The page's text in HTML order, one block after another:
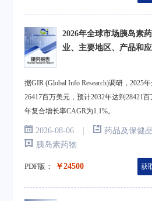
2026年全球市场胰岛素
业、主要地区、产品和
据GIR (Global Info Research)调研，2025
26417百万美元，预计2032年达到28421
年复合增长率CAGR为1.1%。
2026-08-06 |
药品及保健品
胰岛素药物
PDF版： ￥24500 获